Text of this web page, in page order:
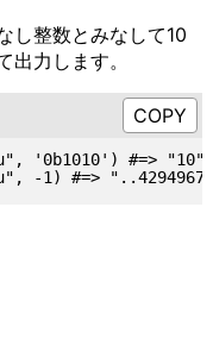
し整数とみなして10
出力します。
'0b1010') #=> "10"